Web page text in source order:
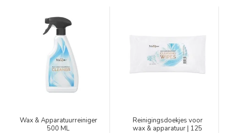
Wax & Apparatuurreiniger
500 ML
Reinigingsdoekjes voor
wax & apparatuur | 125